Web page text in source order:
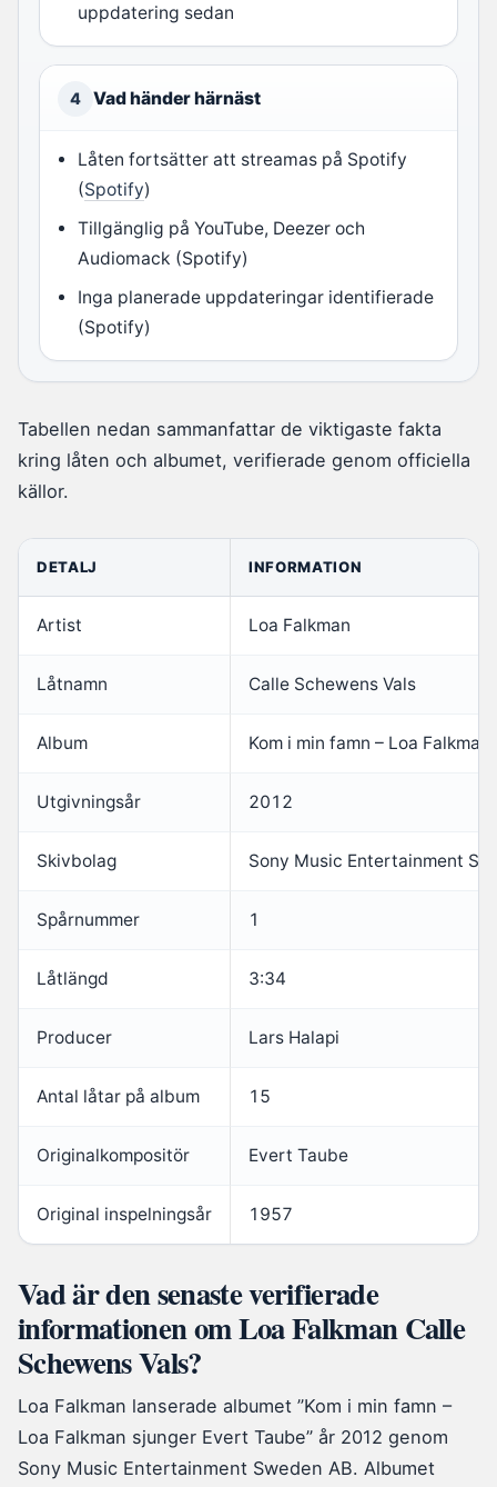
uppdatering sedan
4 Vad händer härnäst
Låten fortsätter att streamas på Spotify
(Spotify)
Tillgänglig på YouTube, Deezer och
Audiomack (Spotify)
Inga planerade uppdateringar identifierade
(Spotify)
Tabellen nedan sammanfattar de viktigaste fakta
kring låten och albumet, verifierade genom officiella
källor.
DETALJ INFORMATION
Artist Loa Falkman
Låtnamn Calle Schewens Vals
Album Kom i min famn – Loa
Utgivningsår 2012
Skivbolag Sony Music Entertainment
Spårnummer 1
Låtlängd 3:34
Producer Lars Halapi
Antal låtar på album 15
Originalkompositör Evert Taube
Original inspelningsår 1957
Vad är den senaste verifierade
informationen om Loa Falkman Calle
Schewens Vals?
Loa Falkman lanserade albumet ”Kom i min famn –
Loa Falkman sjunger Evert Taube” år 2012 genom
Sony Music Entertainment Sweden AB. Albumet